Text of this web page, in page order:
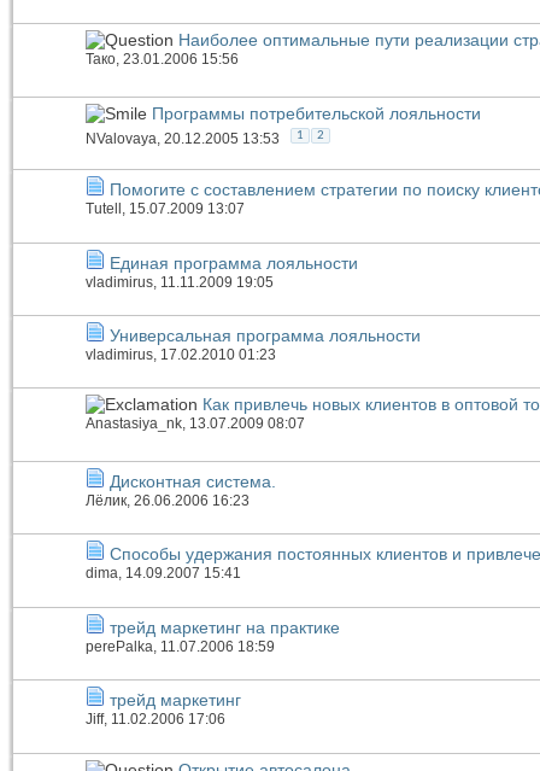
Наиболее оптимальные пути реализации
Тако, 23.01.2006 15:56
Программы потребительской лояльности
NValovaya , 20.12.2005 13:53 1 2
Помогите с составлением стратегии по поиску
Tutell , 15.07.2009 13:07
Единая программа лояльности
vladimirus , 11.11.2009 19:05
Универсальная программа лояльности
vladimirus, 17.02.2010 01:23
Как привлечь новых клиентов в оптовой
Anastasiya_nk, 13.07.2009 08:07
Дисконтная система.
Лёлик, 26.06.2006 16:23
Способы удержания постоянных клиентов и
dima, 14.09.2007 15:41
трейд маркетинг на практике
perePalka, 11.07.2006 18:59
трейд маркетинг
Jiff, 11.02.2006 17:06